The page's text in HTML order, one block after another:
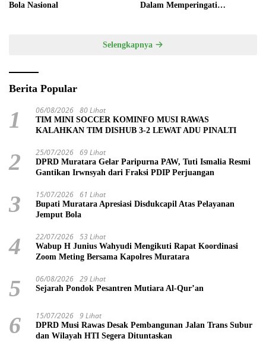
Bola Nasional
Dalam Memperingati
Selengkapnya
Berita Popular
1 06/08/2026 80 Lihat
TIM MINI SOCCER KOMINFO MUSI RAWAS
KALAHKAN TIM DISHUB 3-2 LEWAT ADU PINALTI
2 25/07/2026 69 Lihat
DPRD Muratara Gelar Paripurna PAW, Tuti Ismalia Resmi
Gantikan Irwnsyah dari Fraksi PDIP Perjuangan
3 15/07/2026 61 Lihat
Bupati Muratara Apresiasi Disdukcapil Atas Pelayanan
Jemput Bola
4 22/07/2026 53 Lihat
Wabup H Junius Wahyudi Mengikuti Rapat Koordinasi
Zoom Meting Bersama Kapolres Muratara
5 06/08/2026 29 Lihat
Sejarah Pondok Pesantren Mutiara Al-Qur’an
6 15/07/2026 9 Lihat
DPRD Musi Rawas Desak Pembangunan Jalan Trans Subur
dan Wilayah HTI Segera Dituntaskan